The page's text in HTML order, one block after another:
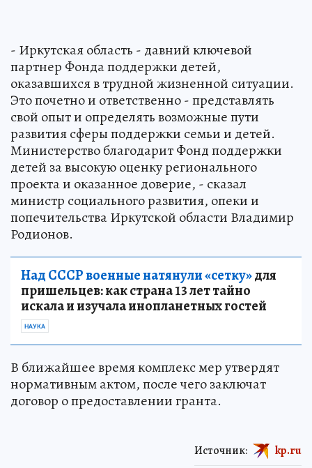
- Иркутская область - давний ключевой
партнер Фонда поддержки детей,
оказавшихся в трудной жизненной ситуации.
Это почетно и ответственно - представлять
свой опыт и определять возможные пути
развития сферы поддержки семьи и детей.
Министерство благодарит Фонд поддержки
детей за высокую оценку регионального
проекта и оказанное доверие, - сказал
министр социального развития, опеки и
попечительства Иркутской области Владимир
Родионов.
Над СССР военные натянули «сетку»для
пришельцев: как страна 13 лет тайно
искала и изучала инопланетных гостей
НАУКА
В ближайшее время комплекс мер утвердят
нормативным актом, после чего заключат
договор о предоставлении гранта.
Источник: kp.ru